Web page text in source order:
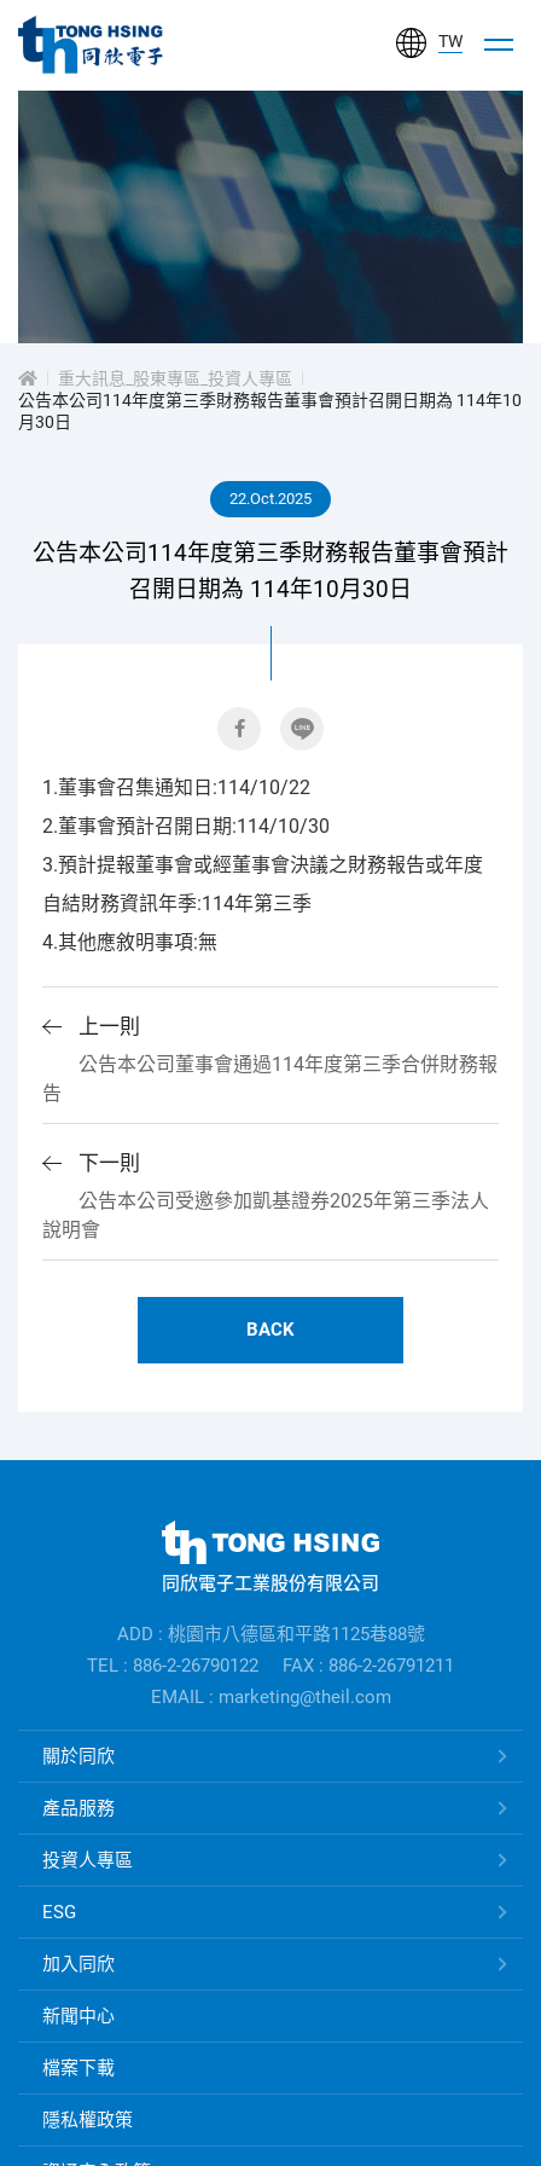
同
欣
電
子
工
份
有
限
TW
投
人
區
重大訊息_股東專區_投資人專區
公告本公司114年度第三季財務報告董事會預計召開日期為 114年10
月30日
22.Oct.2025
公告本公司114年度第三季財務報告董事會預計
召開日期為 114年10月30日
1.董事會召集通知日:114/10/22
2.董事會預計召開日期:114/10/30
3.預計提報董事會或經董事會決議之財務報告或年度
自結財務資訊年季:114年第三季
4.其他應敘明事項:無
上一則
公告本公司董事會通過114年度第三季合併財務報
告
下一則
公告本公司受邀參加凱基證券2025年第三季法人
說明會
BACK
訊
同欣電子工業股份有限公司
ADD : 桃園市八德區和平路1125巷88號
TEL : 886-2-26790122
FAX : 886-2-26791211
EMAIL : marketing@theil.com
子
速
結
關於同欣
產品服務
投資人專區
ESG
加入同欣
新聞中心
檔案下載
隱私權政策